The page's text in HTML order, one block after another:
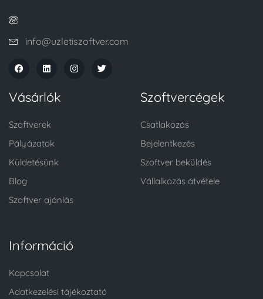
info@uzletiszoftver.com
Vásárlók
Szoftverek
Pályázatok
Küldetésünk
Blog
Szoftver ajánlás
Szoftvercégek
Csatlakozás
Bejelentkezés
Szoftver beküldés
Vállalkozás átvétele
Információ
Kapcsolat
Adatkezelési tájékoztató